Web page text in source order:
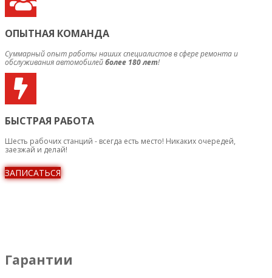
ОПЫТНАЯ КОМАНДА
Суммарный опыт работы наших специалистов в сфере ремонта и
обслуживания автомобилейболее 180 лет!
БЫСТРАЯ РАБОТА
Шесть рабочих станций - всегда есть место! Никаких очередей,
заезжай и делай!
ЗАПИСАТЬСЯ
Гарантии